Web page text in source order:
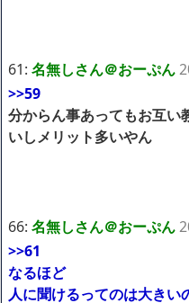
61: 名無しさん＠おーぷん
>>59
分からん事あってもお互い
いしメリット多いやん
66: 名無しさん＠おーぷん
>>61
なるほど
人に聞けるってのは大きい